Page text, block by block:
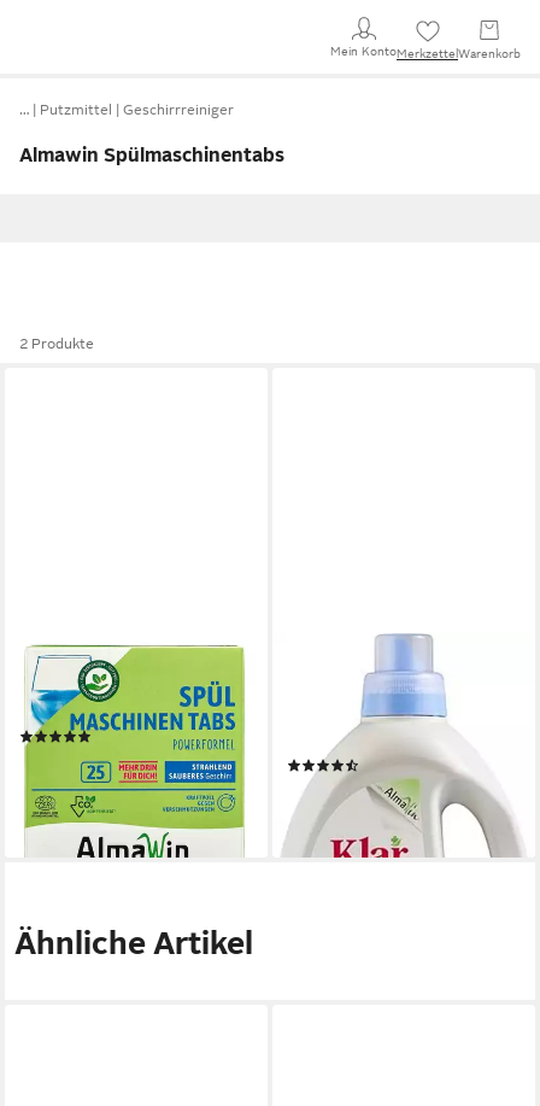
Mein KontoMerkzettel Warenkorb
… Putzmittel Geschirrreiniger
Almawin Spülmaschinentabs
2 Produkte
ALMAWIN
Spülmaschinen Tabs 25 Stück
Spülmaschinentabs
(0,22 €/ 1 Stk)
lieferbar - in 3-4 Werktagen bei dir
Klar eco Sensitive
Universalwaschmittel Flasche,
1 er 1500 ml
(3)
5,49 €
(0,22 €/ 1 Stk)
lieferbar - in 3-4 Werktagen bei dir
Ähnliche Artikel